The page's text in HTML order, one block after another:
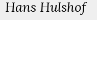
Hans Hulshof